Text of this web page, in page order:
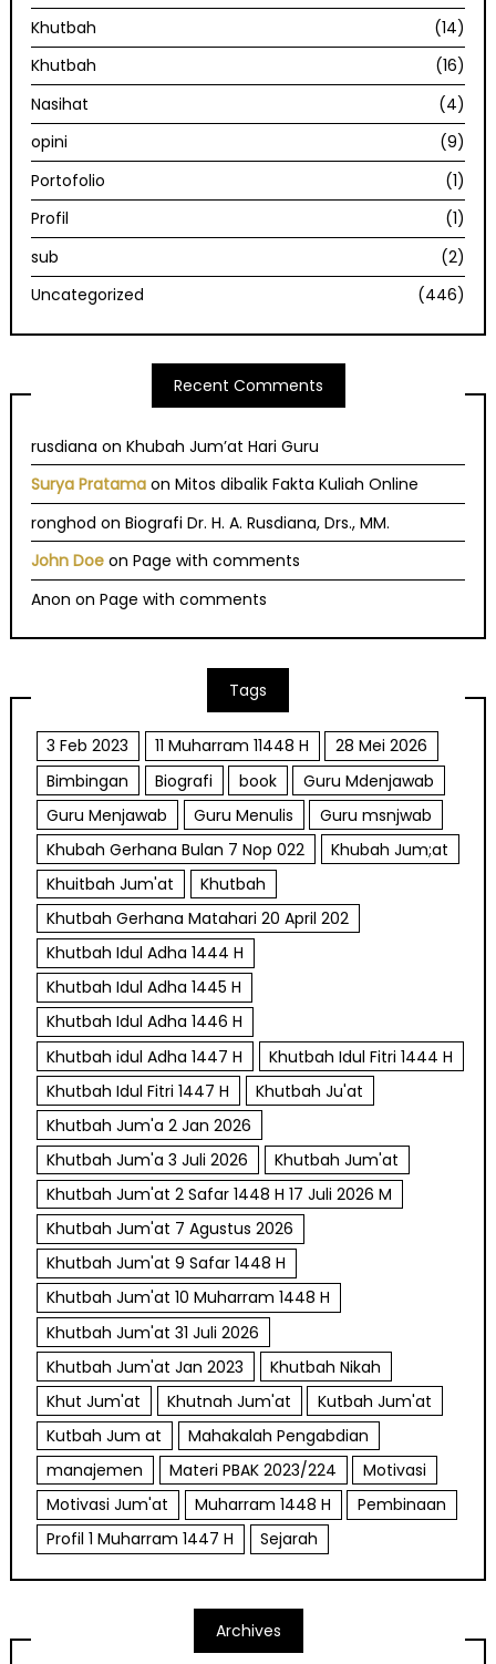
Khutbah
(14)
Khutbah
(16)
Nasihat
(4)
opini
(9)
Portofolio
(1)
Profil
(1)
sub
(2)
Uncategorized
(446)
Recent Comments
rusdiana onKhubah Jum’at Hari Guru
Surya Pratama onMitos dibalik Fakta Kuliah Online
ronghod onBiografi Dr. H. A. Rusdiana, Drs., MM.
John Doe onPage with comments
Anon onPage with comments
Tags
3 Feb 2023 11 Muharram 11448 H
28 Mei 2026
Bimbingan
Biografi book
Guru Mdenjawab
Guru Menjawab
Guru Menulis
Guru msnjwab
Khubah Gerhana Bulan 7 Nop 022
Khubah Jum;at
Khuitbah Jum'at
Khutbah
Khutbah Gerhana Matahari 20 April 202
Khutbah Idul Adha 1444 H
Khutbah Idul Adha 1445 H
Khutbah Idul Adha 1446 H
Khutbah idul Adha 1447 H
Khutbah Idul Fitri 1444 H
Khutbah Idul Fitri 1447 H
Khutbah Ju'at
Khutbah Jum'a 2 Jan 2026
Khutbah Jum'a 3 Juli 2026
Khutbah Jum'at
Khutbah Jum'at 2 Safar 1448 H 17 Juli 2026 M
Khutbah Jum'at 7 Agustus 2026
Khutbah Jum'at 9 Safar 1448 H
Khutbah Jum'at 10 Muharram 1448 H
Khutbah Jum'at 31 Juli 2026
Khutbah Jum'at Jan 2023
Khutbah Nikah
Khut Jum'at
Khutnah Jum'at
Kutbah Jum'at
Kutbah Jum at
Mahakalah Pengabdian
manajemen
Materi PBAK 2023/224
Motivasi
Motivasi Jum'at
Muharram 1448 H
Pembinaan
Profil 1 Muharram 1447 H
Sejarah
Archives